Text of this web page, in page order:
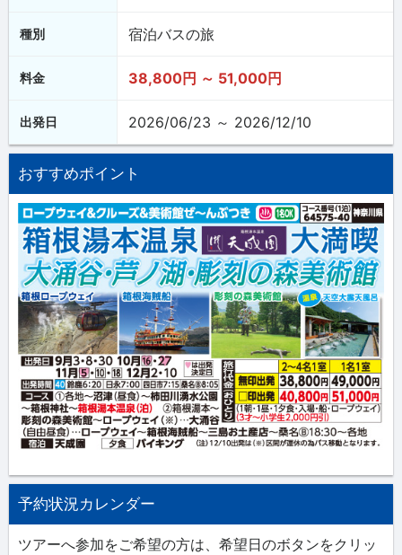
種別 宿泊バスの旅
料金 38,800円 ～ 51,000円
出発日 2026/06/23 ～ 2026/12/10
おすすめポイント
予約状況カレンダー
ツアーへ参加をご希望の方は、希望日のボタンをクリッ